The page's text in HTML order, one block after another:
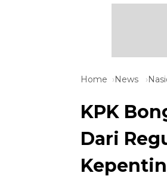
Home News
KPK
Dari